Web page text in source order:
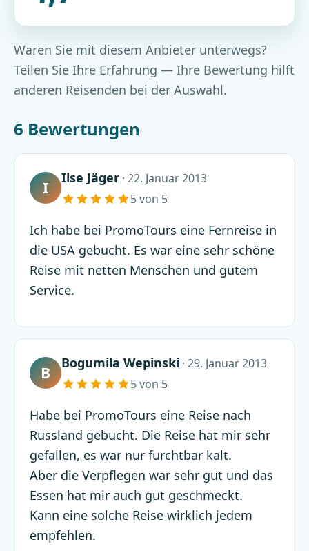
Waren Sie mit diesem Anbieter unterwegs?
Teilen Sie Ihre Erfahrung — Ihre Bewertung hilft
anderen Reisenden bei der Auswahl.
6 Bewertungen
I
Ilse Jäger · 22. Januar 2013
5 von 5
Ich habe bei PromoTours eine Fernreise in
die USA gebucht. Es war eine sehr schöne
Reise mit netten Menschen und gutem
Service.
B
Bogumila Wepinski · 29. Januar 2013
5 von 5
Habe bei PromoTours eine Reise nach
Russland gebucht. Die Reise hat mir sehr
gefallen, es war nur furchtbar kalt.
Aber die Verpflegen war sehr gut und das
Essen hat mir auch gut geschmeckt.
Kann eine solche Reise wirklich jedem
empfehlen.